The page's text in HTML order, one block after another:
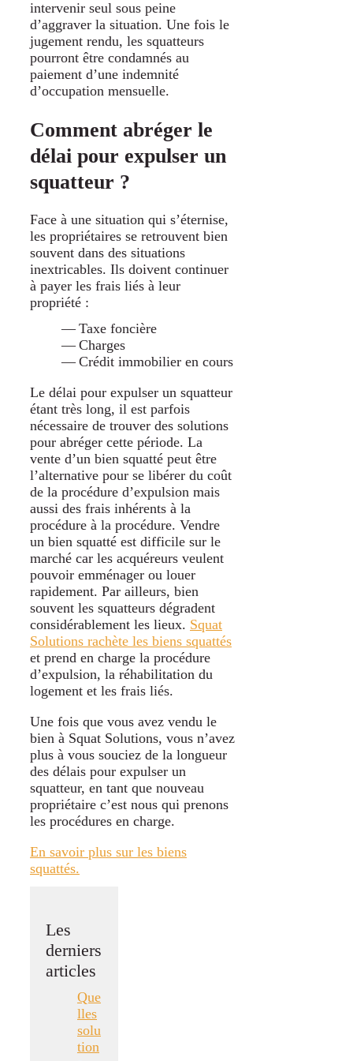
intervenir seul sous peine
d’aggraver la situation. Une fois le
jugement rendu, les squatteurs
pourront être condamnés au
paiement d’une indemnité
d’occupation mensuelle.
Comment abréger le
délai pour expulser un
squatteur ?
Face à une situation qui s’éternise,
les propriétaires se retrouvent bien
souvent dans des situations
inextricables. Ils doivent continuer
à payer les frais liés à leur
propriété :
Taxe foncière
Charges
Crédit immobilier en cours
Le délai pour expulser un squatteur
étant très long, il est parfois
nécessaire de trouver des solutions
pour abréger cette période. La
vente d’un bien squatté peut être
l’alternative pour se libérer du coût
de la procédure d’expulsion mais
aussi des frais inhérents à la
procédure à la procédure. Vendre
un bien squatté est difficile sur le
marché car les acquéreurs veulent
pouvoir emménager ou louer
rapidement. Par ailleurs, bien
souvent les squatteurs dégradent
considérablement les lieux. Squat
Solutions rachète les biens squattés
et prend en charge la procédure
d’expulsion, la réhabilitation du
logement et les frais liés.
Une fois que vous avez vendu le
bien à Squat Solutions, vous n’avez
plus à vous souciez de la longueur
des délais pour expulser un
squatteur, en tant que nouveau
propriétaire c’est nous qui prenons
les procédures en charge.
En savoir plus sur les biens
squattés.
Les
derniers
articles
Que
lles
solu
tion